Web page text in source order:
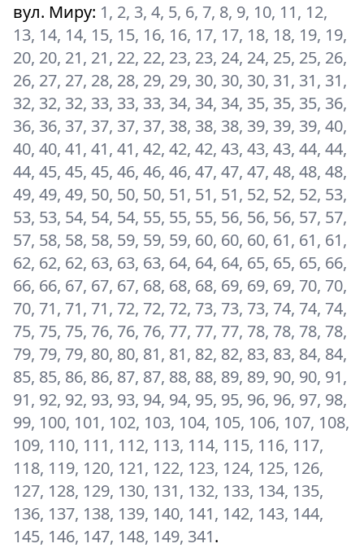
вул. Миру: 1, 2, 3, 4, 5, 6, 7, 8, 9, 10, 11, 12,
13, 14, 14, 15, 15, 16, 16, 17, 17, 18, 18, 19, 19,
20, 20, 21, 21, 22, 22, 23, 23, 24, 24, 25, 25, 26,
26, 27, 27, 28, 28, 29, 29, 30, 30, 30, 31, 31, 31,
32, 32, 32, 33, 33, 33, 34, 34, 34, 35, 35, 35, 36,
36, 36, 37, 37, 37, 37, 38, 38, 38, 39, 39, 39, 40,
40, 40, 41, 41, 41, 42, 42, 42, 43, 43, 43, 44, 44,
44, 45, 45, 45, 46, 46, 46, 47, 47, 47, 48, 48, 48,
49, 49, 49, 50, 50, 50, 51, 51, 51, 52, 52, 52, 53,
53, 53, 54, 54, 54, 55, 55, 55, 56, 56, 56, 57, 57,
57, 58, 58, 58, 59, 59, 59, 60, 60, 60, 61, 61, 61,
62, 62, 62, 63, 63, 63, 64, 64, 64, 65, 65, 65, 66,
66, 66, 67, 67, 67, 68, 68, 68, 69, 69, 69, 70, 70,
70, 71, 71, 71, 72, 72, 72, 73, 73, 73, 74, 74, 74,
75, 75, 75, 76, 76, 76, 77, 77, 77, 78, 78, 78, 78,
79, 79, 79, 80, 80, 81, 81, 82, 82, 83, 83, 84, 84,
85, 85, 86, 86, 87, 87, 88, 88, 89, 89, 90, 90, 91,
91, 92, 92, 93, 93, 94, 94, 95, 95, 96, 96, 97, 98,
99, 100, 101, 102, 103, 104, 105, 106, 107, 108,
109, 110, 111, 112, 113, 114, 115, 116, 117,
118, 119, 120, 121, 122, 123, 124, 125, 126,
127, 128, 129, 130, 131, 132, 133, 134, 135,
136, 137, 138, 139, 140, 141, 142, 143, 144,
145, 146, 147, 148, 149, 341.